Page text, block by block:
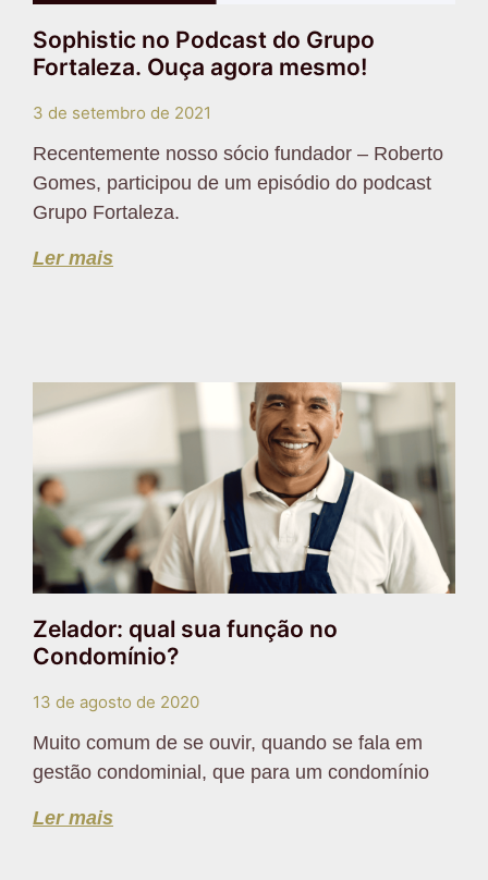
Sophistic no Podcast do Grupo
Fortaleza. Ouça agora mesmo!
3 de setembro de 2021
Recentemente nosso sócio fundador – Roberto
Gomes, participou de um episódio do podcast
Grupo Fortaleza.
Ler mais
Zelador: qual sua função no
Condomínio?
13 de agosto de 2020
Muito comum de se ouvir, quando se fala em
gestão condominial, que para um condomínio
Ler mais